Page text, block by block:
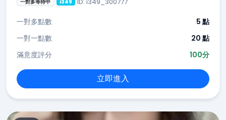
一對多等待中 i349
一對多點數
5 點
一對一點數
20 點
滿意度評分
100分
立即進入